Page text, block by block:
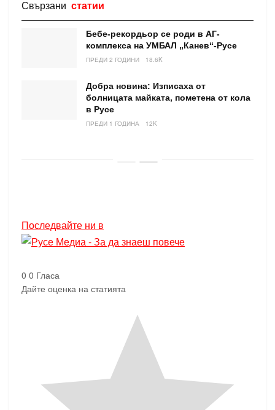
Свързани статии
Бебе-рекордьор се роди в АГ-
комплекса на УМБАЛ „Канев“-Русе
ПРЕДИ 2 ГОДИНИ 18.6K
Добра новина: Изписаха от
болницата майката, пометена от кола
в Русе
ПРЕДИ 1 ГОДИНА 12K
Последвайте ни в
0 0 Гласа
Дайте оценка на статията